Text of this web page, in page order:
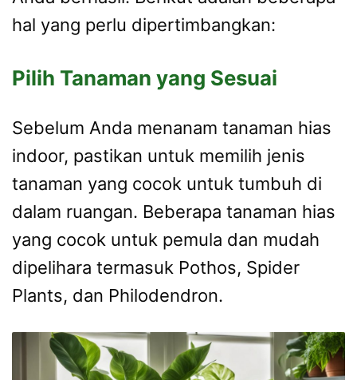
hal yang perlu dipertimbangkan:
Pilih Tanaman yang Sesuai
Sebelum Anda menanam tanaman hias
indoor, pastikan untuk memilih jenis
tanaman yang cocok untuk tumbuh di
dalam ruangan. Beberapa tanaman hias
yang cocok untuk pemula dan mudah
dipelihara termasuk Pothos, Spider
Plants, dan Philodendron.